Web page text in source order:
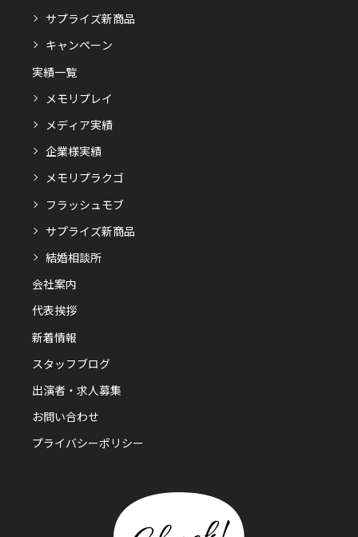
サプライズ新商品
キャンペーン
実績一覧
メモリプレイ
メディア実績
企業様実績
メモリプラクゴ
フラッシュモブ
サプライズ新商品
結婚相談所
会社案内
代表挨拶
新着情報
スタッフブログ
出演者・求人募集
お問い合わせ
プライバシーポリシー